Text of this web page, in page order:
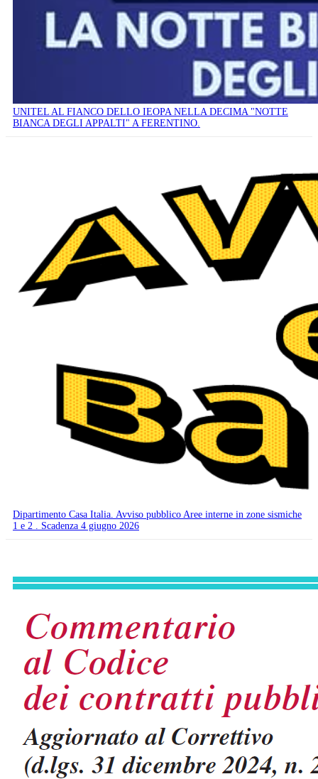
UNITEL AL FIANCO DELLO IEOPA NELLA DECIMA "NOTTE
BIANCA DEGLI APPALTI" A FERENTINO.
Dipartimento Casa Italia. Avviso pubblico Aree interne in zone sismiche
1 e 2 . Scadenza 4 giugno 2026